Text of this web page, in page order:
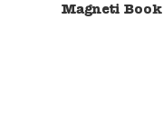
Magneti